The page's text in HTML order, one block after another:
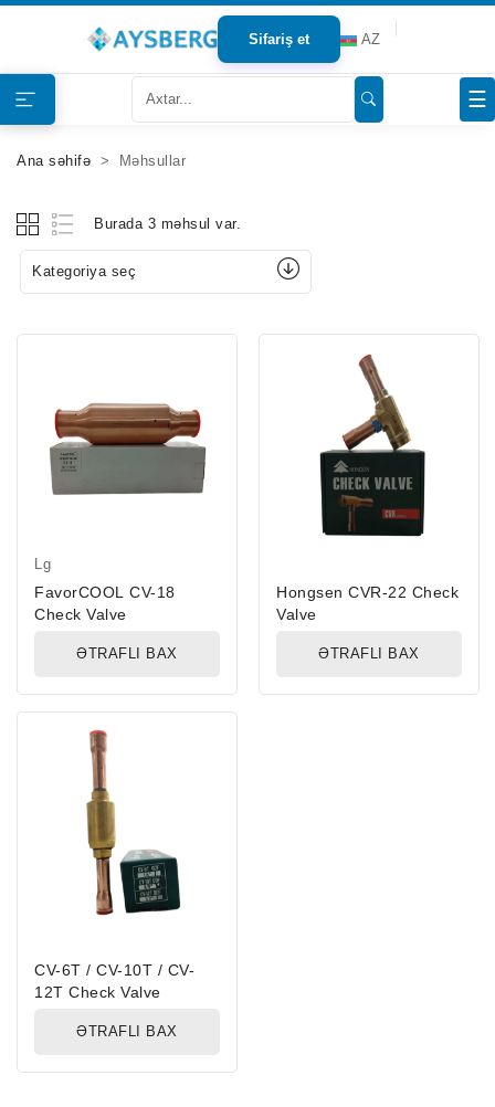
Sifariş et AZ
☰
Haqqımızda
Məhsullar
Tərəfdaşlar
Ana səhifə Məhsullar
Burada 3 məhsul var.
Kategoriya seç
Lg
FavorCOOL CV-18
Check Valve
ƏTRAFLI BAX
Hongsen CVR-22 Check
Valve
ƏTRAFLI BAX
CV-6T / CV-10T / CV-
12T Check Valve
ƏTRAFLI BAX